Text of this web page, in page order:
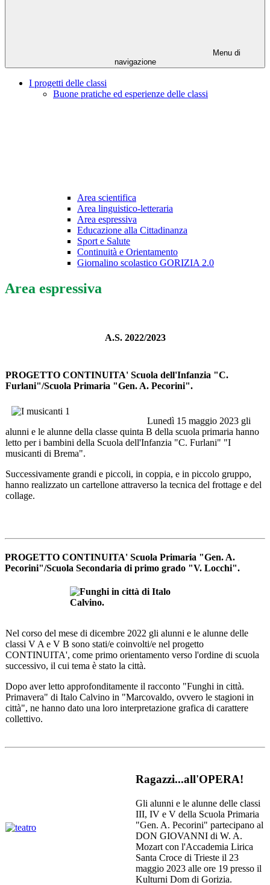
Menu di
navigazione
I progetti delle classi
Buone pratiche ed esperienze delle classi
Area scientifica
Area linguistico-letteraria
Area espressiva
Educazione alla Cittadinanza
Sport e Salute
Continuità e Orientamento
Giornalino scolastico GORIZIA 2.0
Area espressiva
A.S. 2022/2023
PROGETTO CONTINUITA' Scuola dell'Infanzia "C.
Furlani"/Scuola Primaria "Gen. A. Pecorini".
Lunedì 15 maggio 2023 gli
alunni e le alunne della classe quinta B della scuola primaria hanno
letto per i bambini della Scuola dell'Infanzia "C. Furlani" "I
musicanti di Brema".
Successivamente grandi e piccoli, in coppia, e in piccolo gruppo,
hanno realizzato un cartellone attraverso la tecnica del frottage e del
collage.
PROGETTO CONTINUITA' Scuola Primaria "Gen. A.
Pecorini"/Scuola Secondaria di primo grado "V. Locchi".
Nel corso del mese di dicembre 2022 gli alunni e le alunne delle
classi V A e V B sono stati/e coinvolti/e nel progetto
CONTINUITA', come primo orientamento verso l'ordine di scuola
successivo, il cui tema è stato la città.
Dopo aver letto approfonditamente il racconto "Funghi in città.
Primavera" di Italo Calvino in "Marcovaldo, ovvero le stagioni in
città", ne hanno dato una loro interpretazione grafica di carattere
collettivo.
Ragazzi...all'OPERA!
Gli alunni e le alunne delle classi
III, IV e V della Scuola Primaria
"Gen. A. Pecorini" partecipano al
DON GIOVANNI di W. A.
Mozart con l'Accademia Lirica
Santa Croce di Trieste il 23
maggio 2023 alle ore 19 presso il
Kulturni Dom di Gorizia.